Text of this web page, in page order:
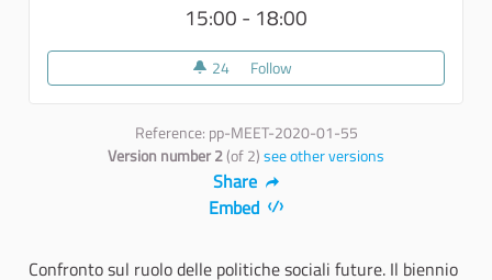
15:00 - 18:00
24 24 followers
Follow
Reference: pp-MEET-2020-01-55
Version number 2(of 2)see other versions
Share
Embed
Confronto sul ruolo delle politiche sociali future. Il biennio